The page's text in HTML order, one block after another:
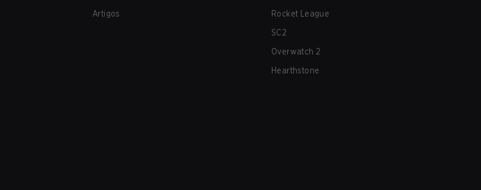
Artigos
Rocket League
SC2
Overwatch 2
Hearthstone